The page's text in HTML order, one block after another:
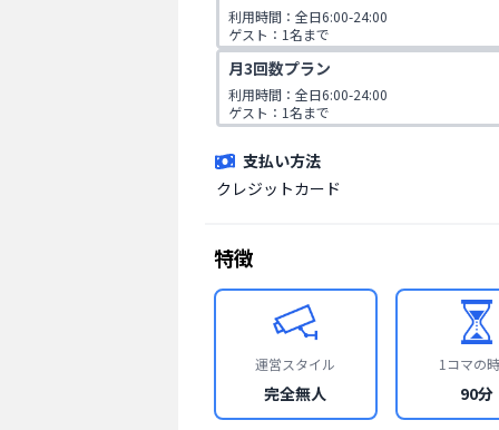
利用時間：全日6:00-24:00
ゲスト：1名まで
月3回数プラン
利用時間：全日6:00-24:00
ゲスト：1名まで
支払い方法
クレジットカード
特徴
運営スタイル
完全無人
1コマの
90分